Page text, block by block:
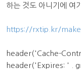
하는 것도 아니기에 여
https://rxtip.kr/
header('Cache-
header('Expires: ' .